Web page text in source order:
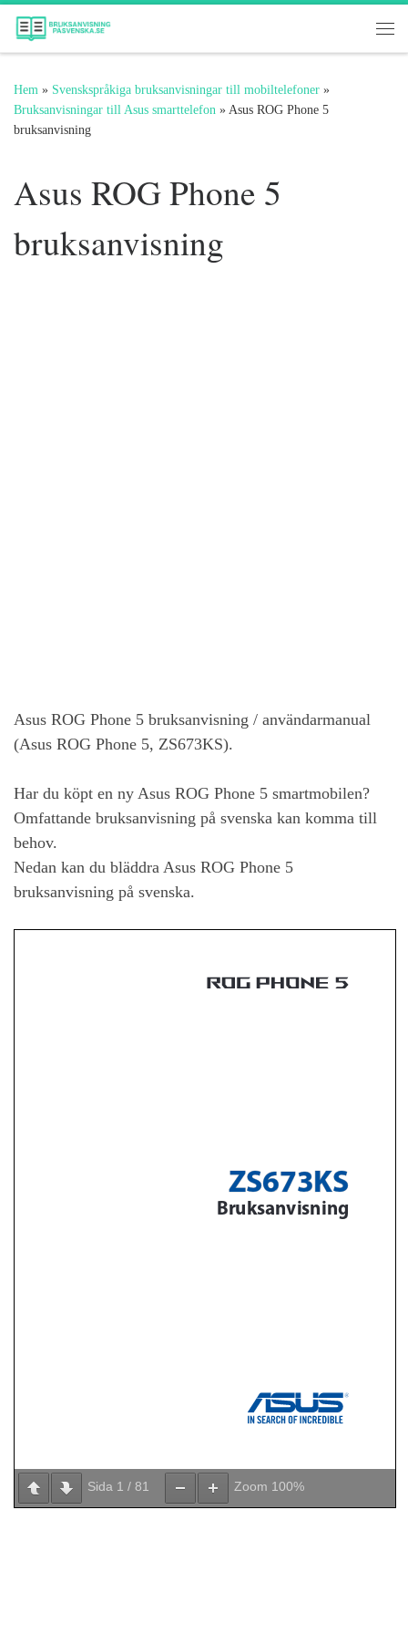
Hoppa till innehåll
Hem » Svenskspråkiga bruksanvisningar till mobiltelefoner »
Bruksanvisningar till Asus smarttelefon »Asus ROG Phone 5
bruksanvisning
Asus ROG Phone 5
bruksanvisning
Asus ROG Phone 5 bruksanvisning / användarmanual
(Asus ROG Phone 5, ZS673KS).
Har du köpt en ny Asus ROG Phone 5 smartmobilen?
Omfattande bruksanvisning på svenska kan komma till
behov.
Nedan kan du bläddra Asus ROG Phone 5
bruksanvisning på svenska.
Sida 1 / 81 Zoom 100%